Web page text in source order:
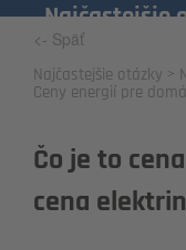
Najčastejšie
<- Späť
Najčastejšie otázky
Ceny energií pre
Čo je to
cena